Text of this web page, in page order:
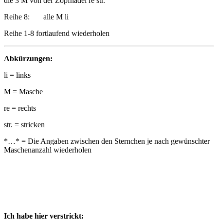
Reihe 8: alle M li
Reihe 1-8 fortlaufend wiederholen
Abkürzungen:
li = links
M = Masche
re = rechts
str. = stricken
*…* = Die Angaben zwischen den Sternchen je nach gewünschter
Maschenanzahl wiederholen
Ich habe hier verstrickt: